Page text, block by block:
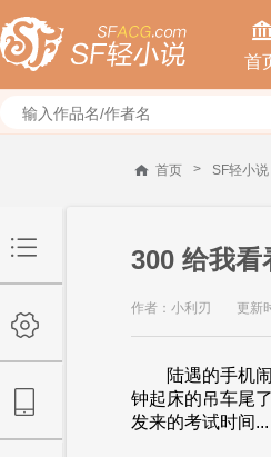

首
首页 > SF轻小说
300 给我看
作者：小利刃 更新
陆遇的手机闹
钟起床的吊车
发来的考试时间...